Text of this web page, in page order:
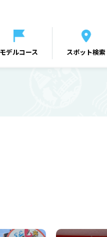
モデルコース スポット検索